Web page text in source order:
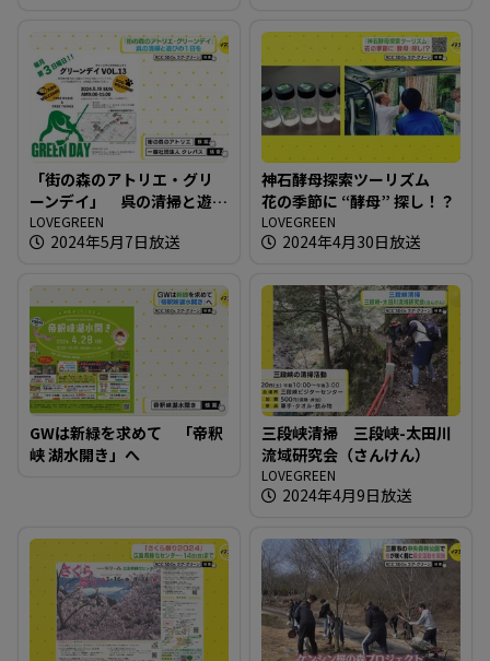
「街の森のアトリエ・グリ
ーンデイ」 呉の清掃と遊
びの１日を
LOVEGREEN
2024年5月7日放送
神石酵母探索ツーリズム
花の季節に “酵母” 探し！？
LOVEGREEN
2024年4月30日放送
GWは新緑を求めて 「帝釈
峡 湖水開き」へ
三段峡清掃 三段峡-太田川
流域研究会（さんけん）
LOVEGREEN
2024年4月9日放送